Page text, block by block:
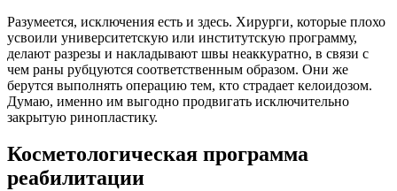
Разумеется, исключения есть и здесь. Хирурги, которые плохо
усвоили университетскую или институтскую программу,
делают разрезы и накладывают швы неаккуратно, в связи с
чем раны рубцуются соответственным образом. Они же
берутся выполнять операцию тем, кто страдает келоидозом.
Думаю, именно им выгодно продвигать исключительно
закрытую ринопластику.
Косметологическая программа
реабилитации